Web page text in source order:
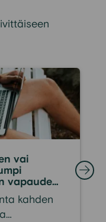
vai
vapauden
kahden